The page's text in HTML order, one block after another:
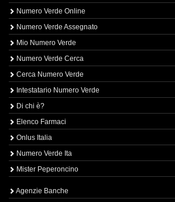
Numero Verde Online
Numero Verde Assegnato
Mio Numero Verde
Numero Verde Cerca
Cerca Numero Verde
Intestatario Numero Verde
Di chi è?
Elenco Farmaci
Onlus Italia
Numero Verde Ita
Mister Peperoncino
Agenzie Banche